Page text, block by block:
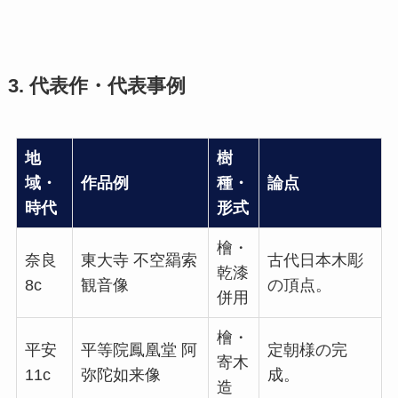
3. 代表作・代表事例
地
域・
時代
作品例
樹
種・
形式
論点
奈良
8c
東大寺 不空羂索
観音像
檜・
乾漆
併用
古代日本木彫
の頂点。
平安
11c
平等院鳳凰堂 阿
弥陀如来像
檜・
寄木
造
定朝様の完
成。